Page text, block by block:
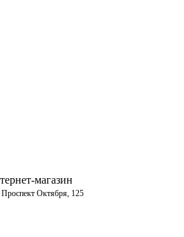
магазин
Октября, 125